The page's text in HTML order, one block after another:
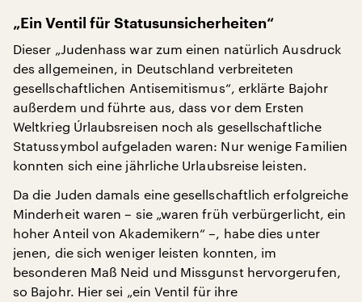
„Ein Ventil für Statusunsicherheiten“
Dieser „Judenhass war zum einen natürlich Ausdruck
des allgemeinen, in Deutschland verbreiteten
gesellschaftlichen Antisemitismus“, erklärte Bajohr
außerdem und führte aus, dass vor dem Ersten
Weltkrieg Úrlaubsreisen noch als gesellschaftliche
Statussymbol aufgeladen waren: Nur wenige Familien
konnten sich eine jährliche Urlaubsreise leisten.
Da die Juden damals eine gesellschaftlich erfolgreiche
Minderheit waren – sie „waren früh verbürgerlicht, ein
hoher Anteil von Akademikern“ –, habe dies unter
jenen, die sich weniger leisten konnten, im
besonderen Maß Neid und Missgunst hervorgerufen,
so Bajohr. Hier sei „ein Ventil für ihre